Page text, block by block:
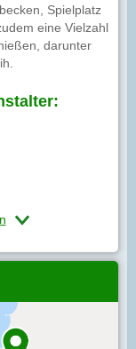
Spielplatz
eine Vielzahl
darunter